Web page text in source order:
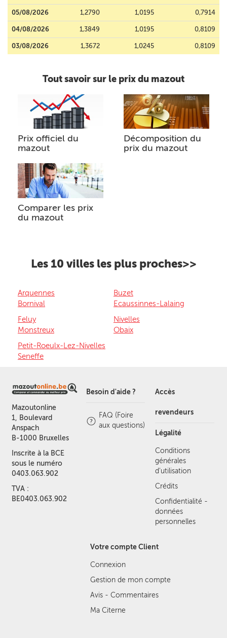
05/08/2026 1,2790 1,0195 0,7914
04/08/2026 1,3849 1,0195 0,8109
03/08/2026 1,3672 1,0245 0,8109
Tout savoir sur le prix du mazout
Prix officiel du
mazout
Décomposition du
prix du mazout
Comparer les prix
du mazout
Les 10 villes les plus proches>>
Arquennes
Bornival
Buzet
Ecaussinnes-Lalaing
Feluy
Monstreux
Nivelles
Obaix
Petit-Roeulx-Lez-Nivelles
Seneffe
Mazoutonline
1, Boulevard
Anspach
B-1000 Bruxelles
Inscrite à la BCE
sous le numéro
0403.063.902
TVA :
BE0403.063.902
Besoin d'aide ?
FAQ (Foire
aux questions)
Accès
revendeurs
Légalité
Conditions
générales
d'utilisation
Crédits
Confidentialité -
données
personnelles
Votre compte Client
Connexion
Gestion de mon compte
Avis - Commentaires
Ma Citerne